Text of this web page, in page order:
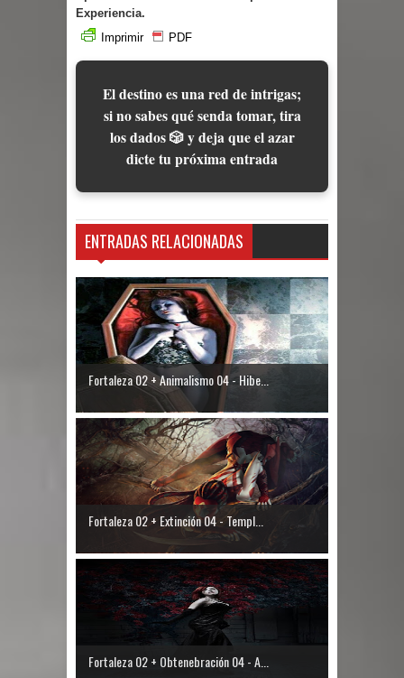
Experiencia.
Imprimir
PDF
El destino es una red de intrigas;
si no sabes qué senda tomar, tira
los dados 🎲 y deja que el azar
dicte tu próxima entrada
ENTRADAS RELACIONADAS
Fortaleza 02 + Animalismo 04 - Hibe...
Fortaleza 02 + Extinción 04 - Templ...
Fortaleza 02 + Obtenebración 04 - A...